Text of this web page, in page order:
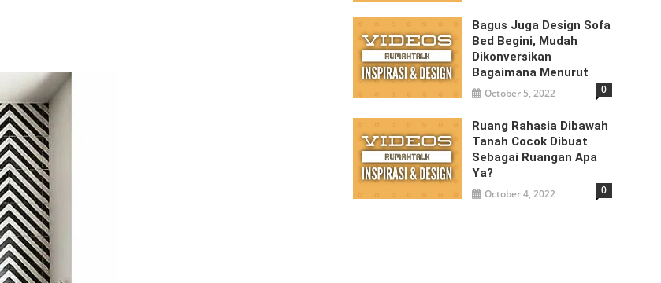
Bagus Juga Design Sofa
Bed Begini, Mudah
Dikonversikan
Bagaimana Menurut
October 5, 2022 0
Ruang Rahasia Dibawah
Tanah Cocok Dibuat
Sebagai Ruangan Apa
Ya?
October 4, 2022 0